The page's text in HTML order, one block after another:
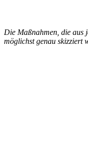
Die Maßnahmen, die aus
möglichst genau skizziert